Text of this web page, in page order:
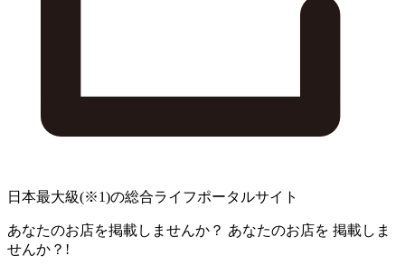
日本最大級(※1)の総合ライフポータルサイト
あなたのお店を掲載しませんか？ あなたのお店を 掲載しま
せんか？!